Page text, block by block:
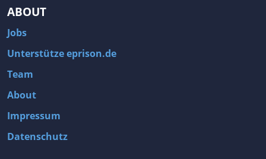
ABOUT
Jobs
Unterstütze eprison.de
Team
About
Impressum
Datenschutz